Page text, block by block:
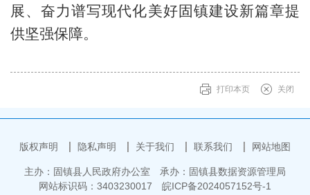
展、奋力谱写现代化美好固镇建设新篇章提
供坚强保障。
打印本页 关闭
版权声明 隐私声明 关于我们 联系我们 网站地图
主办：固镇县人民政府办公室
承办：固镇县数据资源管理局
网站标识码：3403230017
皖ICP备2024057152号-1